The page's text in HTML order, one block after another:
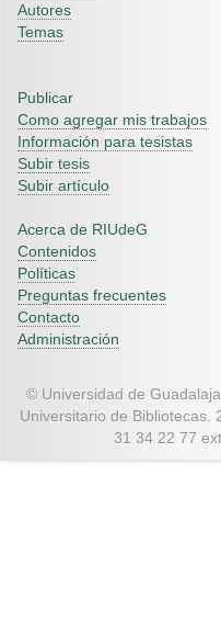
Autores
Temas
Publicar
Como agregar mis trabajos
Información para tesistas
Subir tesis
Subir artículo
Acerca de RIUdeG
Contenidos
Políticas
Preguntas frecuentes
Contacto
Administración
© Universidad de
Universitario de Bibliotecas.
31 34 22 77